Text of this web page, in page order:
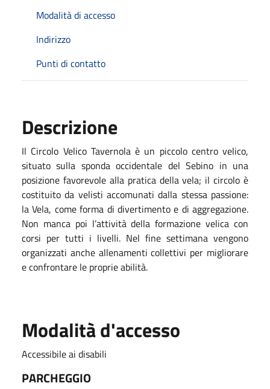
Modalità di accesso
Indirizzo
Punti di contatto
Descrizione
Il Circolo Velico Tavernola è un piccolo centro velico,
situato sulla sponda occidentale del Sebino in una
posizione favorevole alla pratica della vela; il circolo è
costituito da velisti accomunati dalla stessa passione:
la Vela, come forma di divertimento e di aggregazione.
Non manca poi l’attività della formazione velica con
corsi per tutti i livelli. Nel fine settimana vengono
organizzati anche allenamenti collettivi per migliorare
e confrontare le proprie abilità.
Modalità d'accesso
Accessibile ai disabili
PARCHEGGIO